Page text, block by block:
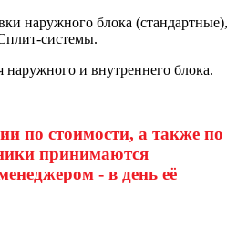
наружного блока (стандартные),
системы.
и внутреннего блока.
по стоимости, а также по
принимаются
- в день её